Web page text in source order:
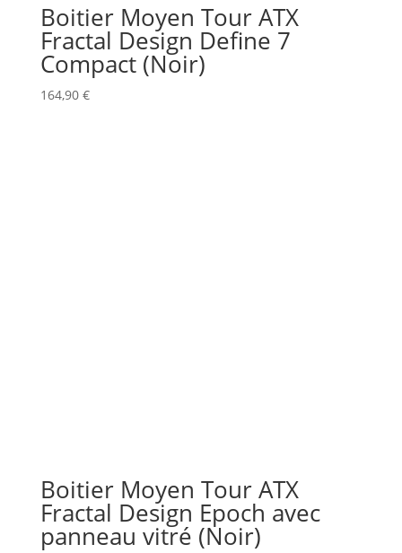
Boitier Moyen Tour ATX
Fractal Design Define 7
Compact (Noir)
164,90 €
Boitier Moyen Tour ATX
Fractal Design Epoch avec
panneau vitré (Noir)